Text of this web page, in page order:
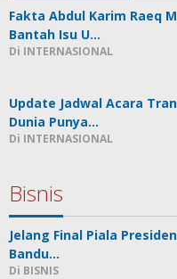
Fakta Abdul Karim Raeq
Bantah Isu U…
Di INTERNASIONAL
Update Jadwal Acara
Dunia Punya…
Di INTERNASIONAL
Bisnis
Jelang Final Piala
Bandu…
Di BISNIS